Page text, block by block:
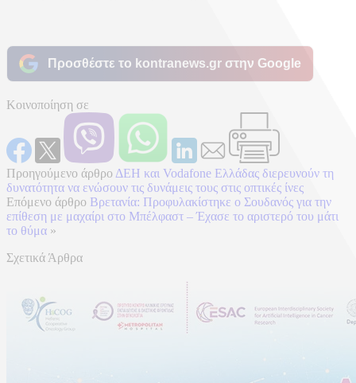
Προσθέστε το kontranews.gr στην Google
Κοινοποίηση σε
Προηγούμενο άρθρο ΔΕΗ και Vodafone Ελλάδας διερευνούν τη
δυνατότητα να ενώσουν τις δυνάμεις τους στις οπτικές ίνες
Επόμενο άρθρο Βρετανία: Προφυλακίστηκε ο Σουδανός για την
επίθεση με μαχαίρι στο Μπέλφαστ – Έχασε το αριστερό του μάτι
το θύμα »
Σχετικά Άρθρα